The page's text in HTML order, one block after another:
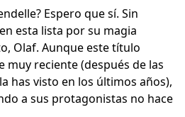
Espero que sí. Sin
esta lista por su magia
Olaf. Aunque este título
muy reciente (después de las
has visto en los últimos años),
a sus protagonistas no hace